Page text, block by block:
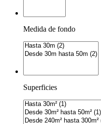
Medida de fondo
Superficies